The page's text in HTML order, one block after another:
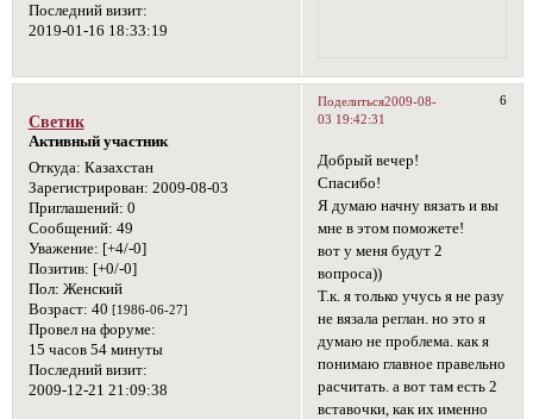
Последний визит:
2019-01-16 18:33:19
Поделиться 6
2009-08-
03 19:42:31
Светик
Активный участник
Откуда: Казахстан
Зарегистрирован: 2009-08-03
Приглашений: 0
Сообщений: 49
Уважение: [+4/-0]
Позитив: [+0/-0]
Пол: Женский
Возраст: 40 [1986-06-27]
Провел на форуме:
15 часов 54 минуты
Последний визит:
2009-12-21 21:09:38
Добрый вечер!
Спасибо!
Я думаю начну вязать и вы
мне в этом поможете!
вот у меня будут 2
вопроса))
Т.к. я только учусь я не разу
не вязала реглан. но это я
думаю не проблема. как я
понимаю главное правельно
расчитать. а вот там есть 2
вставочки, как их именно